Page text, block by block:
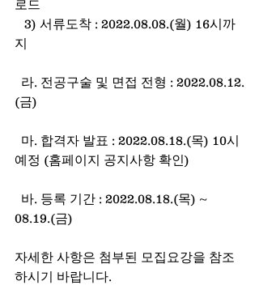
로드
지
(금)
예정 (홈페이지 공지사항 확인)
08.19.(금)
자세한 사항은 첨부된 모집요강을 참조
하시기 바랍니다.